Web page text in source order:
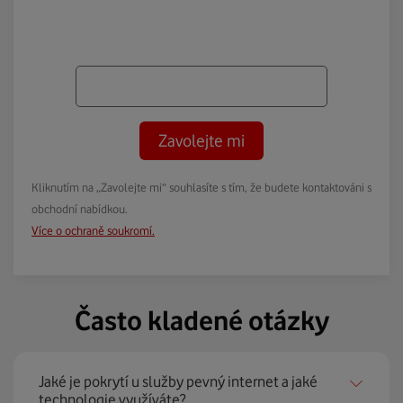
Zavolejte mi
Kliknutím na „Zavolejte mi“ souhlasíte s tím, že budete kontaktováni s
obchodní nabídkou.
Více o ochraně soukromí.
Často kladené otázky
Jaké je pokrytí u služby pevný internet a jaké
technologie využíváte?